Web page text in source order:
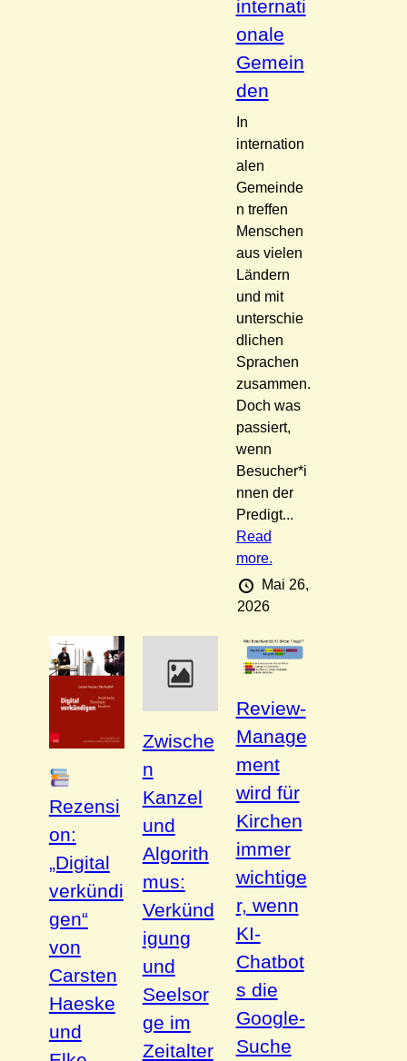
internati
onale
Gemein
den
In
internation
alen
Gemeinde
n treffen
Menschen
aus vielen
Ländern
und mit
unterschie
dlichen
Sprachen
zusammen.
Doch was
passiert,
wenn
Besucher*i
nnen der
Predigt...
Read
more.
Mai 26,
2026
Rezensi
on:
„Digital
verkündi
gen“
von
Carsten
Haeske
und
Zwische
n
Kanzel
und
Algorith
mus:
Verkünd
igung
und
Seelsor
ge im
Zeitalter
Review-
Manage
ment
wird für
Kirchen
immer
wichtige
r, wenn
KI-
Chatbot
s die
Google-
Suche